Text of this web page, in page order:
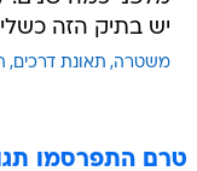
יש בתיק הזה
משטרה תאונת דרכים
טרם התפרסמו